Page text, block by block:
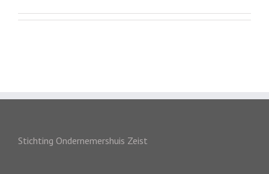
Stichting Ondernemershuis Zeist